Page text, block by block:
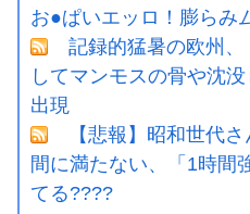
お●ぱいエッロ！膨らみ
記録的猛暑の欧州
してマンモスの骨や沈
出現
【悲報】昭和世代
間に満たない、「1時間
てる????